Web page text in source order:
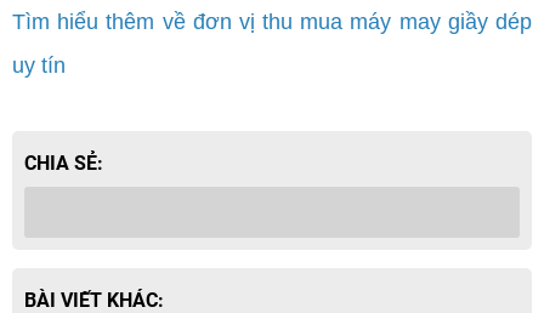
Tìm hiểu thêm về đơn vị thu mua máy may giầy dép
uy tín
CHIA SẺ:
BÀI VIẾT KHÁC: